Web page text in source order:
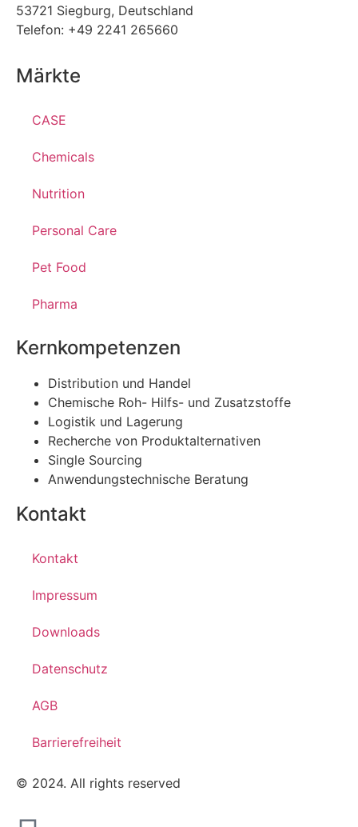
53721 Siegburg, Deutschland
Telefon: +49 2241 265660
Märkte
CASE
Chemicals
Nutrition
Personal Care
Pet Food
Pharma
Kernkompetenzen
Distribution und Handel
Chemische Roh- Hilfs- und Zusatzstoffe
Logistik und Lagerung
Recherche von Produktalternativen
Single Sourcing
Anwendungstechnische Beratung
Kontakt
Kontakt
Impressum
Downloads
Datenschutz
AGB
Barrierefreiheit
© 2024. All rights reserved